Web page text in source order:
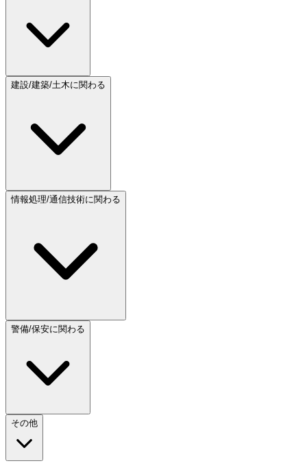
建設/建築/土木に関わる
情報処理/通信技術に関わる
警備/保安に関わる
その他